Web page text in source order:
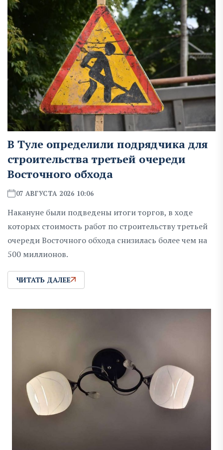
В Туле определили подрядчика для
строительства третьей очереди
Восточного обхода
07 АВГУСТА 2026 10:06
Накануне были подведены итоги торгов, в ходе
которых стоимость работ по строительству третьей
очереди Восточного обхода снизилась более чем на
500 миллионов.
ЧИТАТЬ ДАЛЕЕ